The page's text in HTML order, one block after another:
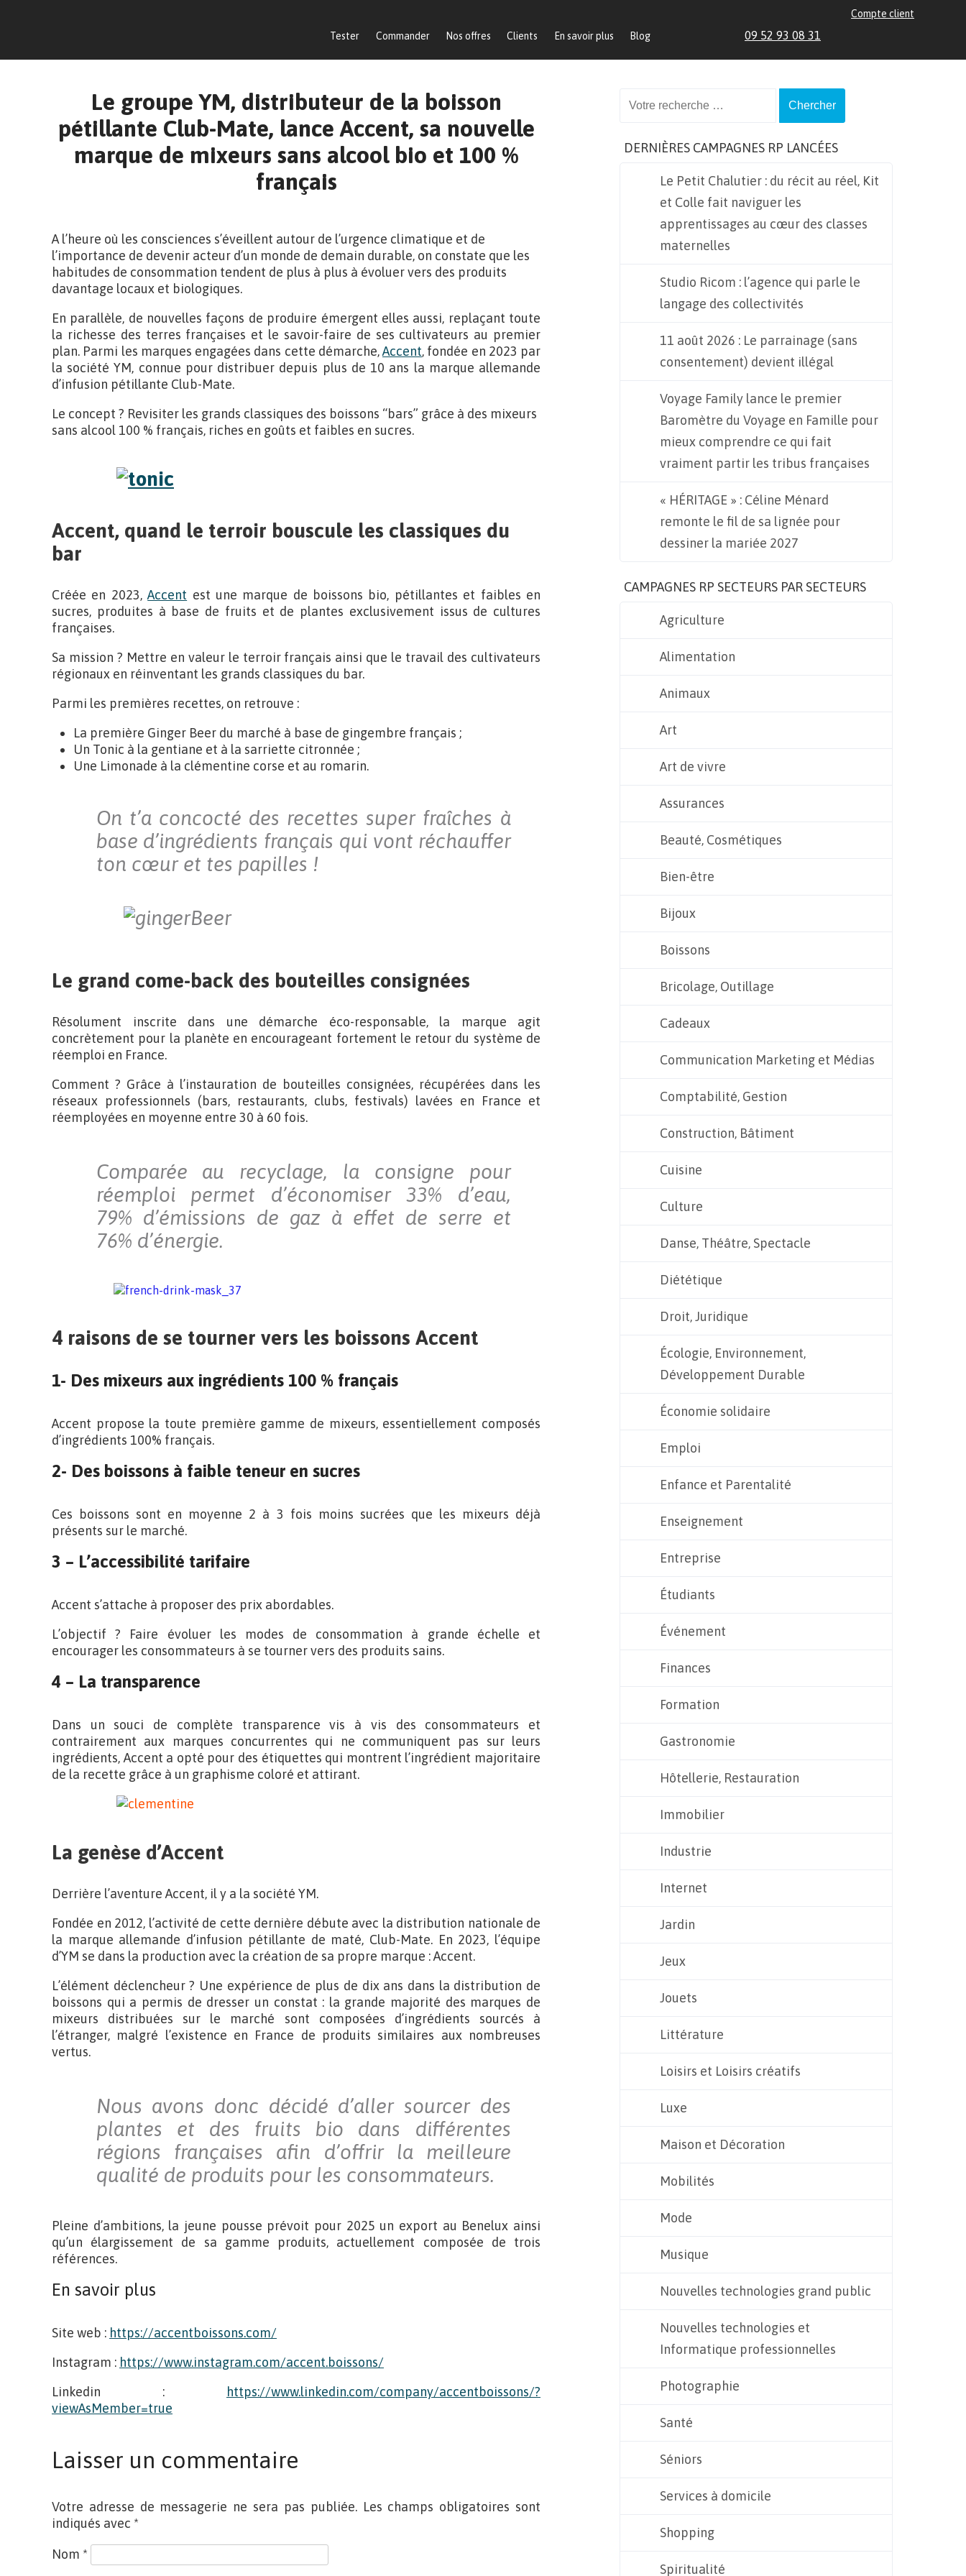
Tester Commander Nos offres Clients En savoir plus Blog
Compte client
09 52 93 08 31
Le groupe YM, distributeur de la boisson
pétillante Club-Mate, lance Accent, sa nouvelle
marque de mixeurs sans alcool bio et 100 %
français
A l’heure où les consciences s’éveillent autour de l’urgence climatique et de
l’importance de devenir acteur d’un monde de demain durable, on constate que les
habitudes de consommation tendent de plus à plus à évoluer vers des produits
davantage locaux et biologiques.
En parallèle, de nouvelles façons de produire émergent elles aussi, replaçant toute
la richesse des terres françaises et le savoir-faire de ses cultivateurs au premier
plan. Parmi les marques engagées dans cette démarche,Accent, fondée en 2023 par
la société YM, connue pour distribuer depuis plus de 10 ans la marque allemande
d’infusion pétillante Club-Mate.
Le concept ? Revisiter les grands classiques des boissons “bars” grâce à des mixeurs
sans alcool 100 % français, riches en goûts et faibles en sucres.
Accent, quand le terroir bouscule les classiques du
bar
Créée en 2023,Accent est une marque de boissons bio, pétillantes et faibles en
sucres, produites à base de fruits et de plantes exclusivement issus de cultures
françaises.
Sa mission ? Mettre en valeur le terroir français ainsi que le travail des cultivateurs
régionaux en réinventant les grands classiques du bar.
Parmi les premières recettes, on retrouve :
La première Ginger Beer du marché à base de gingembre français ;
Un Tonic à la gentiane et à la sarriette citronnée ;
Une Limonade à la clémentine corse et au romarin.
On t’a concocté des recettes super fraîches à
base d’ingrédients français qui vont réchauffer
ton cœur et tes papilles !
Le grand come-back des bouteilles consignées
Résolument inscrite dans une démarche éco-responsable, la marque agit
concrètement pour la planète en encourageant fortement le retour du système de
réemploi en France.
Comment ? Grâce à l’instauration de bouteilles consignées, récupérées dans les
réseaux professionnels (bars, restaurants, clubs, festivals) lavées en France et
réemployées en moyenne entre 30 à 60 fois.
Comparée au recyclage, la consigne pour
réemploi permet d’économiser 33% d’eau,
79% d’émissions de gaz à effet de serre et
76% d’énergie.
4 raisons de se tourner vers les boissons Accent
1- Des mixeurs aux ingrédients 100 % français
Accent propose la toute première gamme de mixeurs, essentiellement composés
d’ingrédients 100% français.
2- Des boissons à faible teneur en sucres
Ces boissons sont en moyenne 2 à 3 fois moins sucrées que les mixeurs déjà
présents sur le marché.
3 – L’accessibilité tarifaire
Accent s’attache à proposer des prix abordables.
L’objectif ? Faire évoluer les modes de consommation à grande échelle et
encourager les consommateurs à se tourner vers des produits sains.
4 – La transparence
Dans un souci de complète transparence vis à vis des consommateurs et
contrairement aux marques concurrentes qui ne communiquent pas sur leurs
ingrédients, Accent a opté pour des étiquettes qui montrent l’ingrédient majoritaire
de la recette grâce à un graphisme coloré et attirant.
La genèse d’Accent
Derrière l’aventure Accent, il y a la société YM.
Fondée en 2012, l’activité de cette dernière débute avec la distribution nationale de
la marque allemande d’infusion pétillante de maté, Club-Mate. En 2023, l’équipe
d’YM se dans la production avec la création de sa propre marque : Accent.
L’élément déclencheur ? Une expérience de plus de dix ans dans la distribution de
boissons qui a permis de dresser un constat : la grande majorité des marques de
mixeurs distribuées sur le marché sont composées d’ingrédients sourcés à
l’étranger, malgré l’existence en France de produits similaires aux nombreuses
vertus.
Nous avons donc décidé d’aller sourcer des
plantes et des fruits bio dans différentes
régions françaises afin d’offrir la meilleure
qualité de produits pour les consommateurs.
Pleine d’ambitions, la jeune pousse prévoit pour 2025 un export au Benelux ainsi
qu’un élargissement de sa gamme produits, actuellement composée de trois
références.
En savoir plus
Site web : https://accentboissons.com/
Instagram : https://www.instagram.com/accent.boissons/
Linkedin :
https://www.linkedin.com/company/accentboissons/?
viewAsMember=true
Laisser un commentaire
Votre adresse de messagerie ne sera pas publiée. Les champs obligatoires sont
indiqués avec *
Nom *
DERNIÈRES CAMPAGNES RP LANCÉES
Le Petit Chalutier : du récit au réel, Kit
et Colle fait naviguer les
apprentissages au cœur des classes
maternelles
Studio Ricom : l’agence qui parle le
langage des collectivités
11 août 2026 : Le parrainage (sans
consentement) devient illégal
Voyage Family lance le premier
Baromètre du Voyage en Famille pour
mieux comprendre ce qui fait
vraiment partir les tribus françaises
« HÉRITAGE » : Céline Ménard
remonte le fil de sa lignée pour
dessiner la mariée 2027
CAMPAGNES RP SECTEURS PAR SECTEURS
Agriculture
Alimentation
Animaux
Art
Art de vivre
Assurances
Beauté, Cosmétiques
Bien-être
Bijoux
Boissons
Bricolage, Outillage
Cadeaux
Communication Marketing et Médias
Comptabilité, Gestion
Construction, Bâtiment
Cuisine
Culture
Danse, Théâtre, Spectacle
Diététique
Droit, Juridique
Écologie, Environnement,
Développement Durable
Économie solidaire
Emploi
Enfance et Parentalité
Enseignement
Entreprise
Étudiants
Événement
Finances
Formation
Gastronomie
Hôtellerie, Restauration
Immobilier
Industrie
Internet
Jardin
Jeux
Jouets
Littérature
Loisirs et Loisirs créatifs
Luxe
Maison et Décoration
Mobilités
Mode
Musique
Nouvelles technologies grand public
Nouvelles technologies et
Informatique professionnelles
Photographie
Santé
Séniors
Services à domicile
Shopping
Spiritualité